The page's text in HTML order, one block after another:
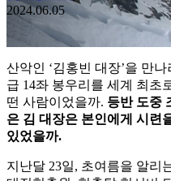
2024.06.05
산악인 ‘김홍빈 대장’을 만
급 14좌 봉우리를 세계 최초
떤 사람이었을까. 등반 도중
은 김 대장은 본인에게 시련
있었을까.
지난달 23일, 초여름을 알리